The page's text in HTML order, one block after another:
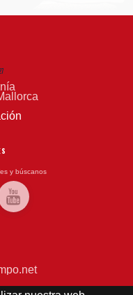
y búscanos